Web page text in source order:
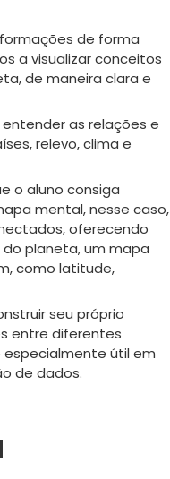
de forma
a visualizar conceitos
de maneira clara e
as relações e
relevo, clima e
o aluno consiga
mental, nesse caso,
oferecendo
planeta, um mapa
como latitude,
seu próprio
entre diferentes
especialmente útil em
de dados.